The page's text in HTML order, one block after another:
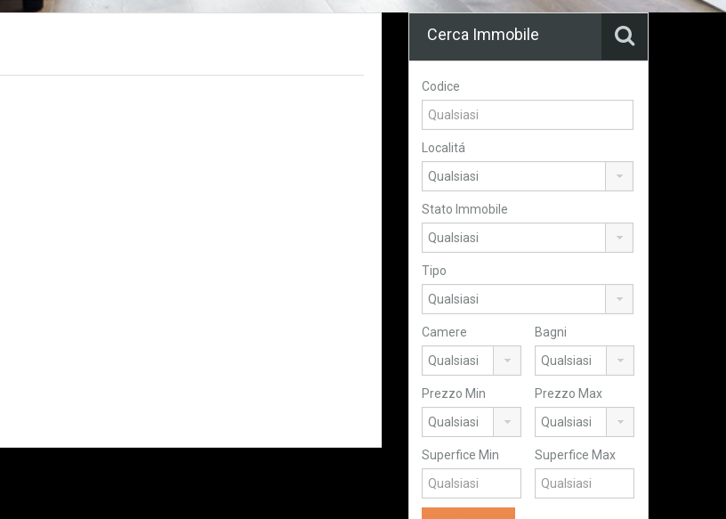
Cerca Immobile
Codice
Localitá
Stato Immobile
Tipo
Camere Bagni
Prezzo Min Prezzo Max
Superfice Min Superfice Max